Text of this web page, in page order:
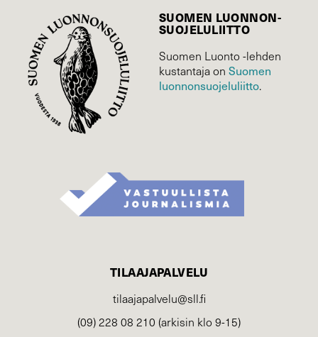
SUOMEN LUONNON­
SUOJELU­LIITTO
Suomen Luonto -lehden
kustantaja on Suomen
luonnonsuojelu­liitto.
TILAAJAPALVELU
tilaajapalvelu@sll.fi
(09) 228 08 210 (arkisin klo 9-15)